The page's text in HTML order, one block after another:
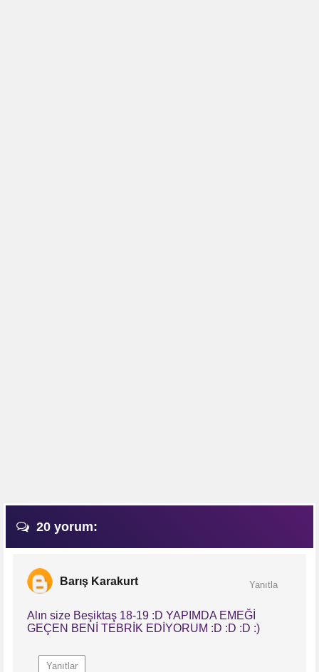
20 yorum:
Barış Karakurt
Alın size Beşiktaş 18-19 :D YAPIMDA EMEĞİ
GEÇEN BENİ TEBRİK EDİYORUM :D :D :D :)
Yanıtla
Yanıtlar